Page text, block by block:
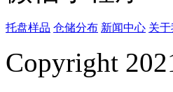
托盘样品 仓储分布 新闻中心 关
Copyright